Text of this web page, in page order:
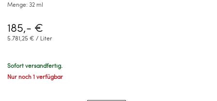
Menge: 32 ml
185,- €
5.781,25 € / Liter
Sofort versandfertig.
Nur noch 1 verfügbar